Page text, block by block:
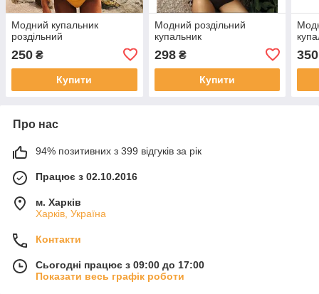
Модний купальник
роздільний
250 ₴
Купити
Модний роздільний
купальник
298₴
Купити
350
Про нас
94% позитивних з 399 відгуків за рік
Працює з 02.10.2016
м. Харків
Харків, Україна
Контакти
Сьогодні працює з 09:00 до 17:00
Показати весь графік роботи